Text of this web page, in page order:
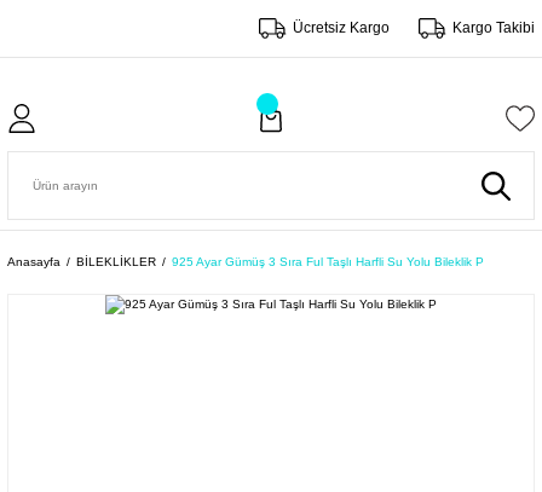
Ücretsiz Kargo Kargo Takibi
Anasayfa BİLEKLİKLER 925 Ayar Gümüş 3 Sıra Ful Taşlı Harfli Su Yolu Bileklik P